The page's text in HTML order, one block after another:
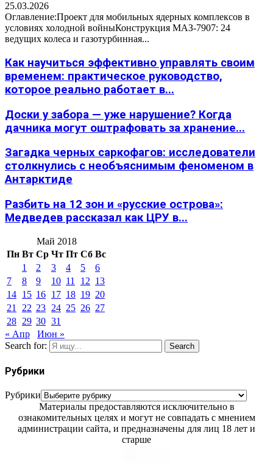
25.03.2026
Оглавление:Проект для мобильных ядерных комплексов в
условиях холодной войныКонструкция МАЗ-7907: 24
ведущих колеса и газотурбинная...
Как научиться эффективно управлять своим
временем: практическое руководство,
которое реально работает в...
Доски у забора — уже нарушение? Когда
дачника могут оштрафовать за хранение...
Загадка черных саркофагов: исследователи
столкнулись с необъяснимым феноменом в
Антарктиде
Разбить на 12 зон и «русские острова»:
Медведев рассказал как ЦРУ в...
Май 2018
Пн Вт Ср Чт Пт Сб Вс
1
2 3 4 5
6
7
8 9 10 11 12 13
14 15 16 17 18 19 20
21
22 23 24 25 26 27
28 29 30 31
« Апр
Июн »
Search for:
Search
Рубрики
Рубрики
Материалы предоставляются исключительно в
ознакомительных целях и могут не совпадать с мнением
администрации сайта, и предназначены для лиц 18 лет и
старше